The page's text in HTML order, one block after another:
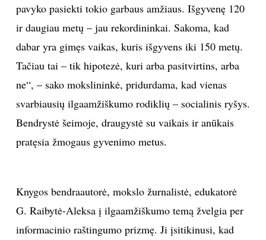
pavyko pasiekti tokio garbaus amžiaus. Išgyvenę 120
ir daugiau metų – jau rekordininkai. Sakoma, kad
dabar yra gimęs vaikas, kuris išgyvens iki 150 metų.
Tačiau tai – tik hipotezė, kuri arba pasitvirtins, arba
ne“, – sako mokslininkė, pridurdama, kad vienas
svarbiausių ilgaamžiškumo rodiklių – socialinis ryšys.
Bendrystė šeimoje, draugystė su vaikais ir anūkais
pratęsia žmogaus gyvenimo metus.
Knygos bendraautorė, mokslo žurnalistė, edukatorė
G. Raibytė-Aleksa į ilgaamžiškumo temą žvelgia per
informacinio raštingumo prizmę. Ji įsitikinusi, kad